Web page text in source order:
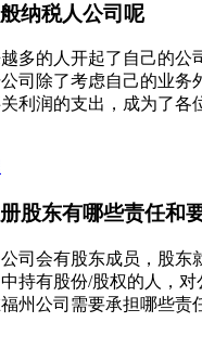
纳税人公司呢
多的人开起了自己的公
司除了考虑自己的业务
利润的支出，成为了各
股东有哪些责任和
司会有股东成员，股东
持有股份/股权的人，
州公司需要承担哪些责